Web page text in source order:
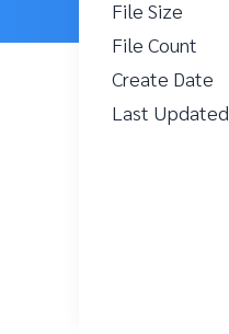
File Size
File Count
Create Date
Last Updated